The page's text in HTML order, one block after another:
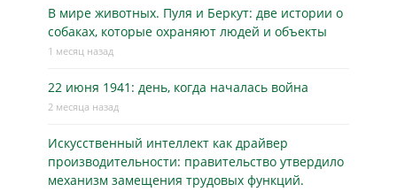
В мире животных. Пуля и Беркут: две истории о
собаках, которые охраняют людей и объекты
1 месяц назад
22 июня 1941: день, когда началась война
2 месяца назад
Искусственный интеллект как драйвер
производительности: правительство утвердило
механизм замещения трудовых функций.